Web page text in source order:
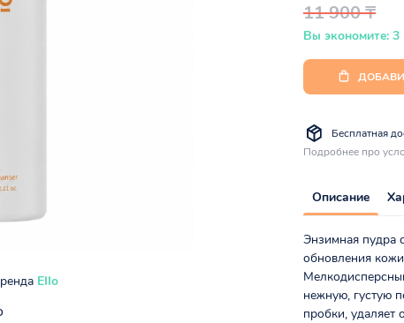
EIIo
11 900 ₸
Вы экономите: 3
Бесплатная
Подробнее про
Описание
Энзимная пудра
обновления
нежную, густую
пробки, удаляет